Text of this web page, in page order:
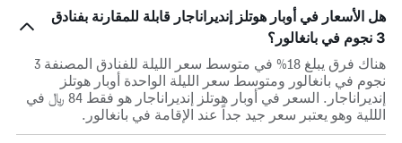
هل الأسعار في أوبار هوتلز إنديراناجار قابلة للمقارنة بفنادق
3 نجوم في بانغالور؟
هناك فرق يبلغ 18% في متوسط ​​سعر الليلة للفنادق المصنفة 3
نجوم في بانغالور ومتوسط ​​سعر الليلة الواحدة أوبار هوتلز
إنديراناجار. السعر في أوبار هوتلز إنديراناجار هو فقط 84 ﷼ في
الللية وهو يعتبر سعر جيد جداً عند الإقامة في بانغالور.